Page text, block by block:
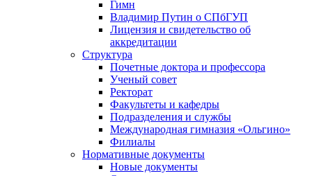
Гимн
Владимир Путин о СПбГУП
Лицензия и свидетельство об
аккредитации
Структура
Почетные доктора и профессора
Ученый совет
Ректорат
Факультеты и кафедры
Подразделения и службы
Международная гимназия «Ольгино»
Филиалы
Нормативные документы
Новые документы